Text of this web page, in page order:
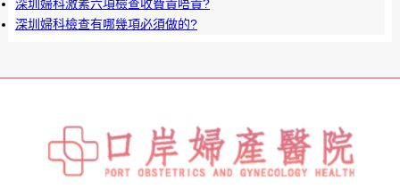
深圳婦科激素六項檢查收費貴唔貴?
深圳婦科檢查有哪幾項必須做的?